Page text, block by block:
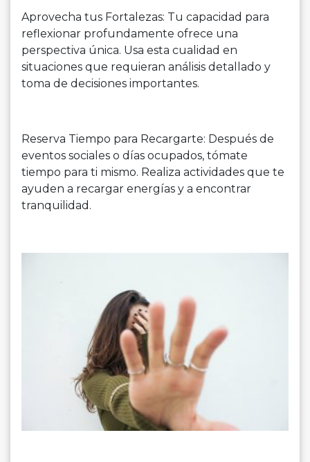
Aprovecha tus Fortalezas: Tu capacidad para
reflexionar profundamente ofrece una
perspectiva única. Usa esta cualidad en
situaciones que requieran análisis detallado y
toma de decisiones importantes.
Reserva Tiempo para Recargarte: Después de
eventos sociales o días ocupados, tómate
tiempo para ti mismo. Realiza actividades que te
ayuden a recargar energías y a encontrar
tranquilidad.